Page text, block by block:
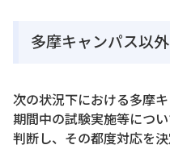
多摩キャンパス以
次の状況下における多摩
期間中の試験実施等につ
判断し、その都度対応を決